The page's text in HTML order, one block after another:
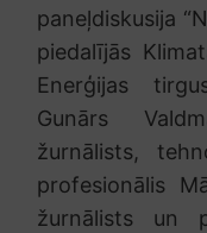
paneļdiskusija
piedalījās
Enerģijas
Gunārs
žurnālists,
profesionālis
žurnālists un